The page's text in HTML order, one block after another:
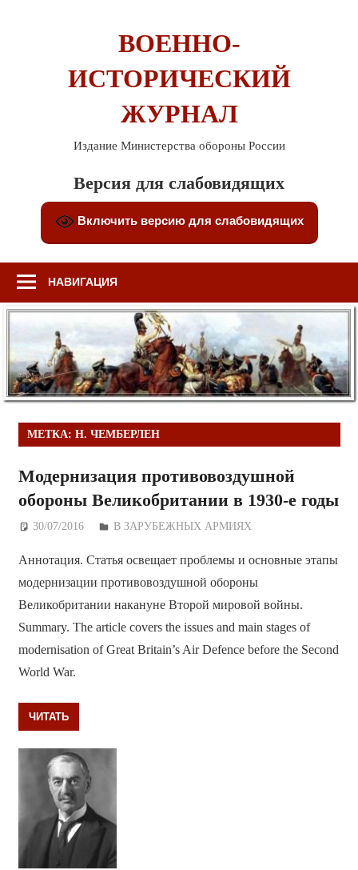
ВОЕННО-
ИСТОРИЧЕСКИЙ
ЖУРНАЛ
Издание Министерства обороны России
Версия для слабовидящих
Включить версию для слабовидящих
НАВИГАЦИЯ
МЕТКА: Н. ЧЕМБЕРЛЕН
Модернизация противовоздушной
обороны Великобритании в 1930-е годы
30/07/2016 Дежурный по Редакции
В ЗАРУБЕЖНЫХ АРМИЯХ
Аннотация. Статья освещает проблемы и основные этапы
модернизации противовоздушной обороны
Великобритании накануне Второй мировой войны.
Summary. The article covers the issues and main stages of
modernisation of Great Britain’s Air Defence before the Second
World War.
ЧИТАТЬ